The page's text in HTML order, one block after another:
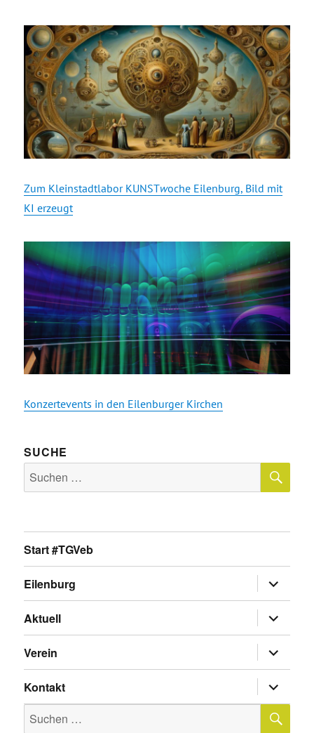
Zum Kleinstadtlabor KUNSTwoche Eilenburg, Bild mit
KI erzeugt
Konzertevents in den Eilenburger Kirchen
SUCHE
Suche
nach:
Start #TGVeb
Eilenburg
anzeigen
Aktuell
anzeigen
Verein
anzeigen
Kontakt
anzeigen
Suche